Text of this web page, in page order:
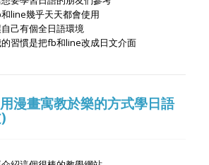
line幾乎天天都會使用
己有個全日語環境
習慣是把fb和line改成日文介面
漫畫寓教於樂的方式學日語